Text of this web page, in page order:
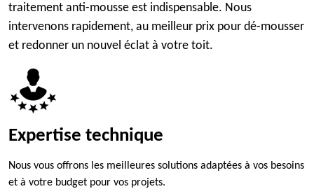
traitement anti-mousse est indispensable. Nous
intervenons rapidement, au meilleur prix pour dé-mousser
et redonner un nouvel éclat à votre toit.
Expertise technique
Nous vous offrons les meilleures solutions adaptées à vos besoins
et à votre budget pour vos projets.